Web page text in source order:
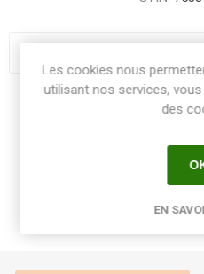
Les cookies nous
utilisant nos services,
des
EN